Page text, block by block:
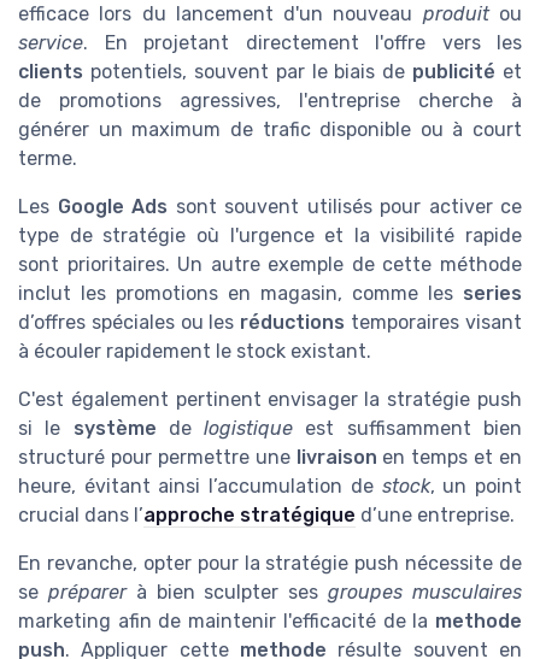
efficace lors du lancement d'un nouveau produitou
service. En projetant directement l'offre vers les
clients potentiels, souvent par le biais de publicité et
de promotions agressives, l'entreprise cherche à
générer un maximum de trafic disponible ou à court
terme.
Les Google Ads sont souvent utilisés pour activer ce
type de stratégie où l'urgence et la visibilité rapide
sont prioritaires. Un autre exemple de cette méthode
inclut les promotions en magasin, comme les series
d’offres spéciales ou les réductions temporaires visant
à écouler rapidement le stock existant.
C'est également pertinent envisager la stratégie push
si le système delogistique est suffisamment bien
structuré pour permettre une livraison en temps et en
heure, évitant ainsi l’accumulation de stock, un point
crucial dans l’approche stratégique d’une entreprise.
En revanche, opter pour la stratégie push nécessite de
se préparerà bien sculpter sesgroupes musculaires
marketing afin de maintenir l'efficacité de la methode
push. Appliquer cette methode résulte souvent en